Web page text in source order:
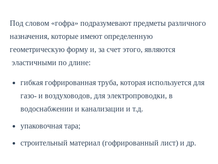
Под словом «гофра» подразумевают предметы различного
назначения, которые имеют определенную
геометрическую форму и, за счет этого, являются
эластичными по длине:
гибкая гофрированная труба, которая используется для
газо- и воздуховодов, для электропроводки, в
водоснабжении и канализации и т.д.
упаковочная тара;
строительный материал (гофрированный лист) и др.